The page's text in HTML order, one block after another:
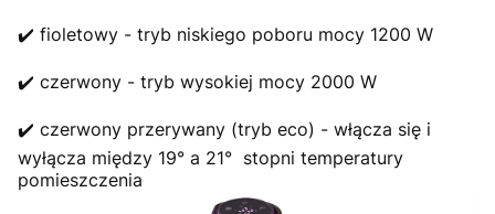
✔️ fioletowy - tryb niskiego poboru mocy 1200 W
✔️ czerwony - tryb wysokiej mocy 2000 W
✔️ czerwony przerywany (tryb eco) - włącza się i
wyłącza między 19° a 21° stopni temperatury
pomieszczenia